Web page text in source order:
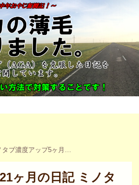
AGA治療21ヶ月の日記 ミノタブ濃度アップ5ヶ月たちました
ヶ月の日記 ミノタ